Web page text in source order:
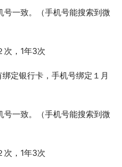
一致。（手机号能搜索到微
次，1年3次
定银行卡，手机号绑定１月
一致。（手机号能搜索到微
次，1年3次